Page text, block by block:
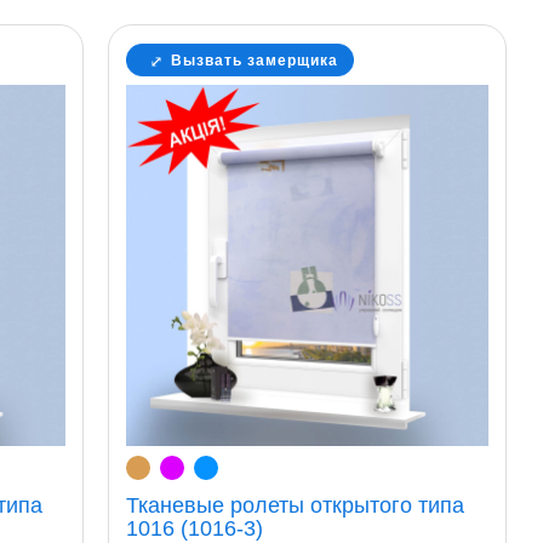
Вызвать замерщика
Тканевые ролеты открытого типа
1016 (1016-3)